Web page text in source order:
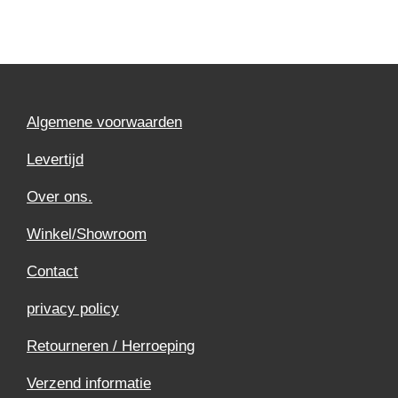
Algemene voorwaarden
Levertijd
Over ons.
Winkel/Showroom
Contact
privacy policy
Retourneren / Herroeping
Verzend informatie